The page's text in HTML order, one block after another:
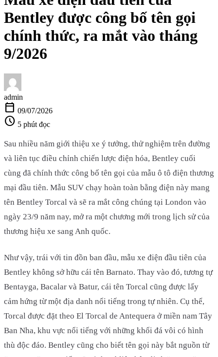
Bentley được công bố tên gọi
chính thức, ra mắt vào tháng
9/2026
admin
calendar_today 09/07/2026
schedule 5 phút đọc
Sau nhiều năm giới thiệu xe ý tưởng, thử nghiệm trên đường
và liên tục điều chỉnh chiến lược điện hóa, Bentley cuối
cùng đã chính thức công bố tên gọi của mẫu ô tô điện thương
mại đầu tiên. Mẫu SUV chạy hoàn toàn bằng điện này mang
tên Bentley Torcal và sẽ ra mắt công chúng tại London vào
ngày 23/9 năm nay, mở ra một chương mới trong lịch sử của
thương hiệu xe sang Anh quốc.
Như vậy, trái với tin đồn ban đầu, mẫu xe điện đầu tiên của
Bentley không sở hữu cái tên Barnato. Thay vào đó, tương tự
Bentayga, Bacalar và Batur, cái tên Torcal cũng được lấy
cảm hứng từ một địa danh nổi tiếng trong tự nhiên. Cụ thể,
Torcal được đặt theo El Torcal de Antequera ở miền nam Tây
Ban Nha, khu vực nổi tiếng với những khối đá vôi có hình
thù độc đáo. Bentley cũng cho biết tên gọi này bắt nguồn từ